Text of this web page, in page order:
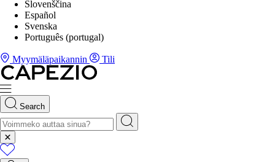
Slovenščina
Español
Svenska
Português (portugal)
Myymäläpaikannin Tili
Search